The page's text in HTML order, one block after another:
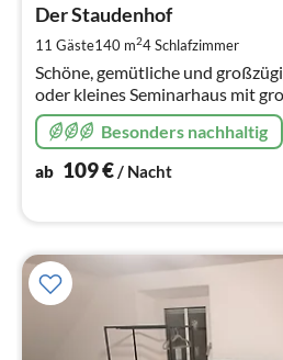
Der Staudenhof
11 Gäste140 m24Schlafzimmer
Schöne, gemütliche und
oder kleines Seminarhaus mit
Besonders nachhaltig
ab 109€/ Nacht